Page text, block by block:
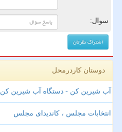
سوال:
دوستان کاردرمحل
آب شیرین کن - دستگاه آب شیرین کن
انتخابات مجلس ، کاندیدای مجلس